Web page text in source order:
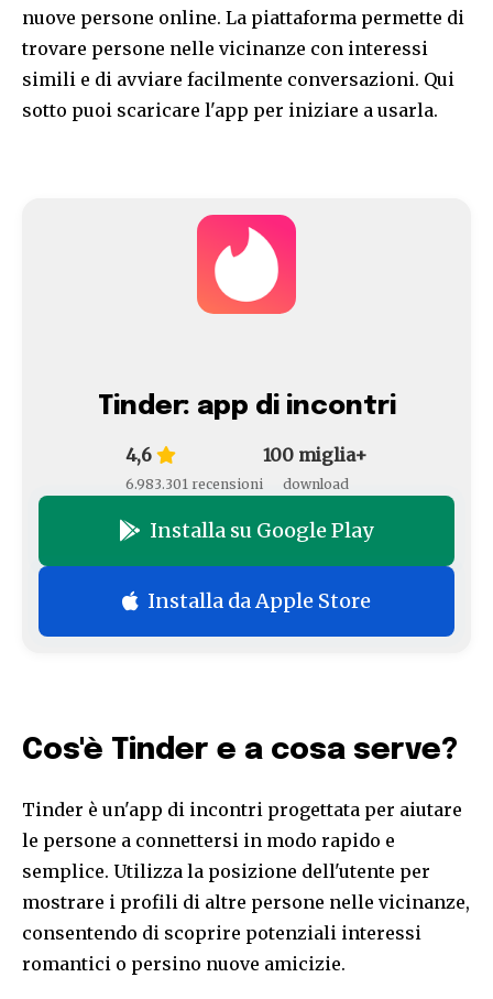
nuove persone online. La piattaforma permette di
trovare persone nelle vicinanze con interessi
simili e di avviare facilmente conversazioni. Qui
sotto puoi scaricare l'app per iniziare a usarla.
Tinder: app di incontri
4,6
6.983.301 recensioni
100 miglia+
download
Installa su Google Play
Installa da Apple Store
Cos'è Tinder e a cosa serve?
Tinder è un'app di incontri progettata per aiutare
le persone a connettersi in modo rapido e
semplice. Utilizza la posizione dell'utente per
mostrare i profili di altre persone nelle vicinanze,
consentendo di scoprire potenziali interessi
romantici o persino nuove amicizie.